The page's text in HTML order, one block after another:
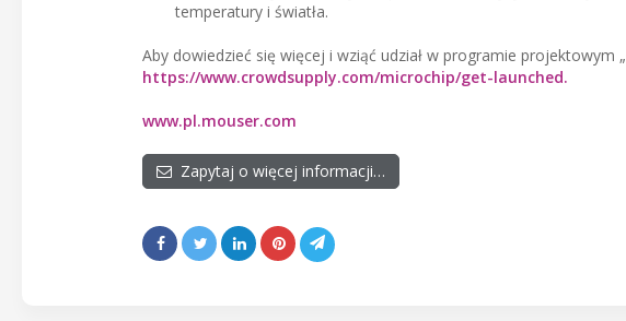
temperatury i światła.
Aby dowiedzieć się więcej i wziąć udział w programie projektowym
https://www.crowdsupply.com/microchip/get-launched.
www.pl.mouser.com
Zapytaj o więcej informacji…